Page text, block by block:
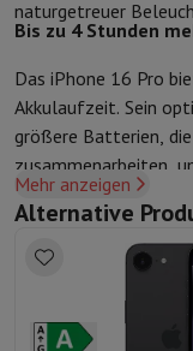
naturgetreuer
Bis zu 4 Stunden
Das iPhone 16 Pro
Akkulaufzeit. Sein
größere Batterien,
zusammenarbeiten,
liefern.
Mehr anzeigen
Alternative